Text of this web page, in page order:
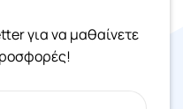
για να μαθαίνετε